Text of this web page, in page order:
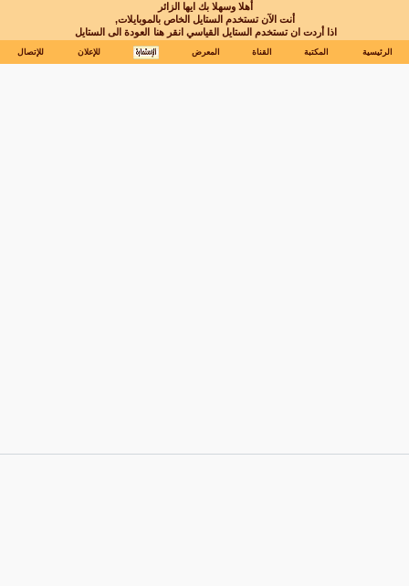
أهلا وسهلا بك ايها الزائر
أنت الآن تستخدم الستايل الخاص بالموبايلات,
اذا أردت ان تستخدم الستايل القياسي انقر هنا العودة الى الستايل
الرئيسية المكتبة القناة المعرض للإعلان للإتصال